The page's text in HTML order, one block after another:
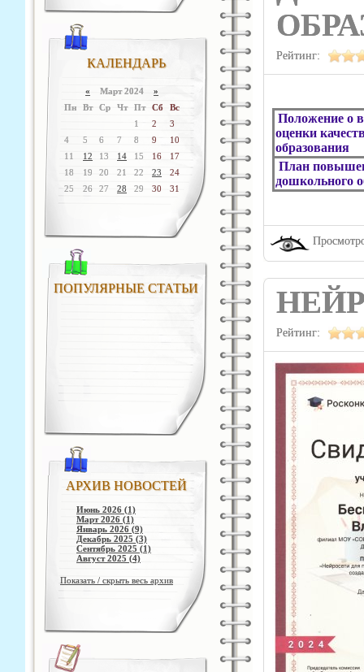
КАЛЕНДАРЬ
« Март 2024 »
Пн
Вт Ср Чт Пт Сб
Вс
1
2
3
4
5 6 7 8 9
10
11
12 13 14 15 16
17
18
19 20 21 22 23
24
25
26 27 28 29 30 31
ПОПУЛЯРНЫЕ СТАТЬИ
АРХИВ НОВОСТЕЙ
Июнь 2026 (1)
Март 2026 (1)
Январь 2026 (9)
Декабрь 2025 (3)
Сентябрь 2025 (1)
Август 2025 (4)
Показать / скрыть весь архив
Рейтинг:
Положение о
оценки
образования
План
дошкольного
Рейтинг: